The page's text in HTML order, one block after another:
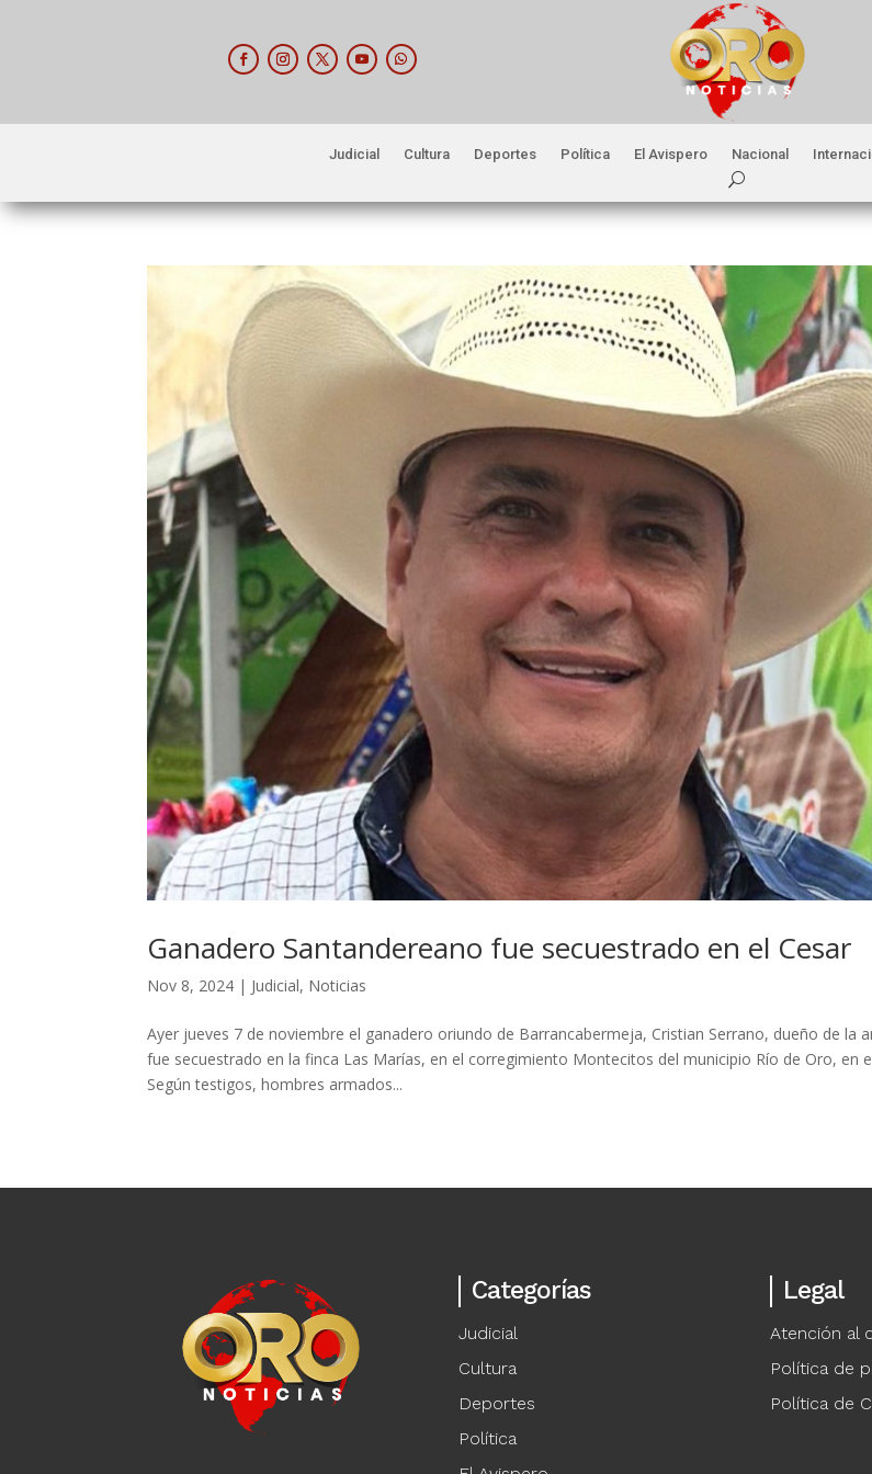
Judicial Cultura Deportes Política El Avispero Nacional
Ganadero Santandereano fue secuestrado en el Cesar
Nov 8, 2024 | Judicial, Noticias
Ayer jueves 7 de noviembre el ganadero oriundo de Barrancabermeja, Cristian Serrano, dueño de la
fue secuestrado en la finca Las Marías, en el corregimiento Montecitos del municipio Río de Oro, en
Según testigos, hombres armados...
Categorías
Judicial
Cultura
Deportes
Política
Legal
Atención al
Política de
Política de